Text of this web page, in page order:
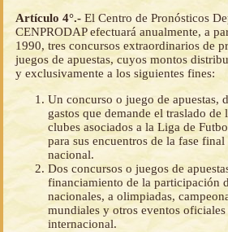
Artículo 4°.- El Centro de Pronósticos
CENPRODAP efectuará anualmente, a
1990, tres concursos extraordinarios de
juegos de apuestas, cuyos montos
y exclusivamente a los siguientes fines:
Un concurso o juego de apuestas,
gastos que demande el traslado de
clubes asociados a la Liga de
para sus encuentros de la fase
nacional.
Dos concursos o juegos de
financiamiento de la participación
nacionales, a olimpiadas,
mundiales y otros eventos oficiales
internacional.